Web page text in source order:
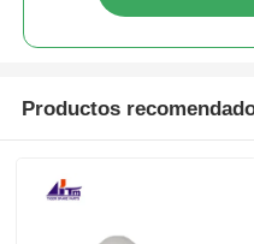
Productos